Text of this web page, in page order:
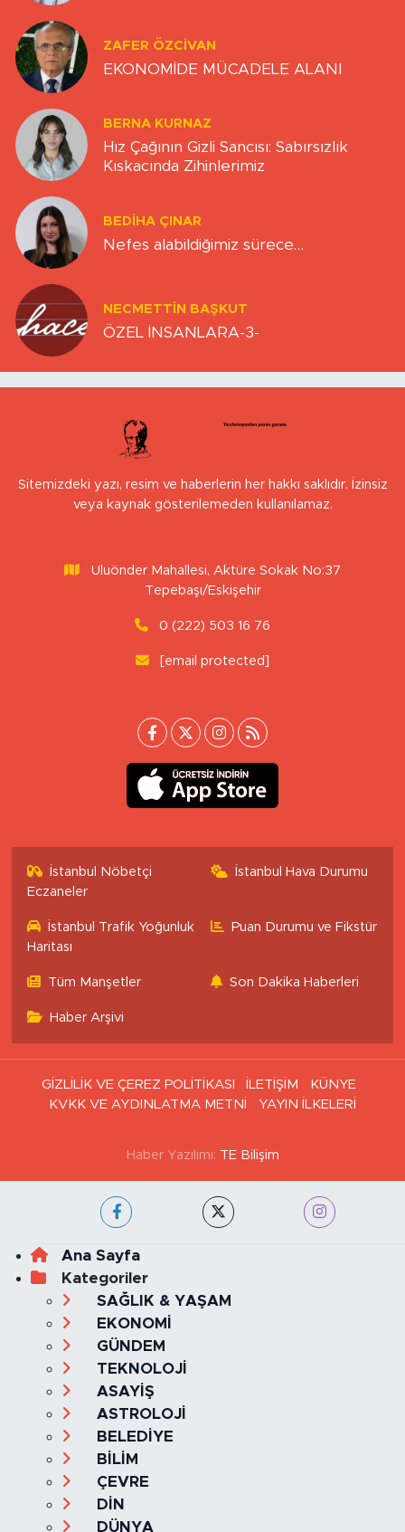
ZAFER ÖZCIVAN
EKONOMİDE MÜCADELE ALANI
BERNA KURNAZ
Hız Çağının Gizli Sancısı: Sabırsızlık
Kıskacında Zihinlerimiz
BEDIHA ÇINAR
Nefes alabildiğimiz sürece…
NECMETTIN BAŞKUT
ÖZEL İNSANLARA-3-
Sitemizdeki yazı, resim ve haberlerin her hakkı saklıdır. İzinsiz
veya kaynak gösterilemeden kullanılamaz.
Uluönder Mahallesi, Aktüre Sokak No:37
Tepebaşı/Eskişehir
0 (222) 503 16 76
[email protected]
İstanbul Nöbetçi
Eczaneler
İstanbul Hava Durumu
İstanbul Trafik Yoğunluk
Haritası
Puan Durumu ve Fikstür
Tüm Manşetler Son Dakika Haberleri
Haber Arşivi
GİZLİLİK VE ÇEREZ POLİTİKASI İLETİŞİM
KÜNYE
KVKK VE AYDINLATMA METNİ
YAYIN İLKELERİ
Haber Yazılımı: TE Bilişim
Ana Sayfa
Kategoriler
SAĞLIK & YAŞAM
EKONOMİ
GÜNDEM
TEKNOLOJİ
ASAYİŞ
ASTROLOJİ
BELEDİYE
BİLİM
ÇEVRE
DİN
DÜNYA